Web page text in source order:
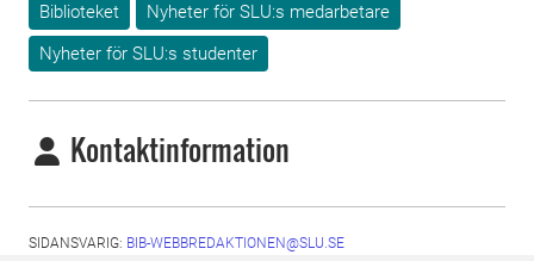
Biblioteket
Nyheter för SLU:s medarbetare
Nyheter för SLU:s studenter
Kontaktinformation
SIDANSVARIG: BIB-WEBBREDAKTIONEN@SLU.SE